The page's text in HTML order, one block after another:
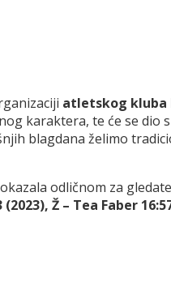
atletskog kluba
karaktera, te će se dio
blagdana želimo
odličnom za
Ž – Tea Faber